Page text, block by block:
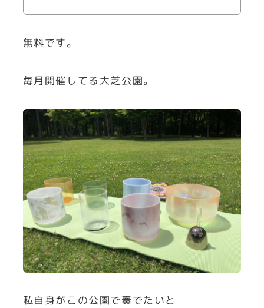
無料です。
毎月開催してる大芝公園。
私自身がこの公園で奏でたいと